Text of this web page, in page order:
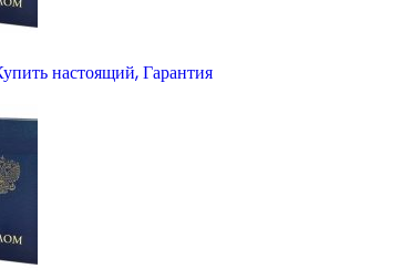
настоящий, Гарантия